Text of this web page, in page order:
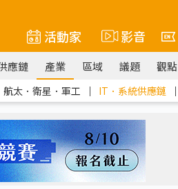
活動家 影音
應鏈 產業 區域 議題 觀點
航太．衛星．軍工 ｜ IT．系統供應鏈 ｜